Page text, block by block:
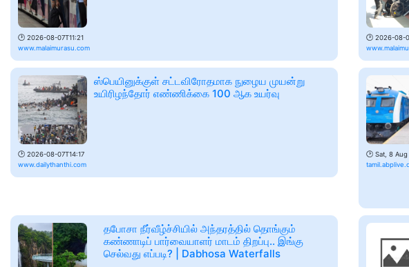
🕑 2026-08-07T11:21
www.malaimurasu.com
🕑 2026-08-
🕑 2026-08-07T14:17
www.dailythanthi.com
ஸ்பெயினுக்குள் சட்டவிரோதமாக நுழைய முயன்று
உயிரிழந்தோர் எண்ணிக்கை 100 ஆக உயர்வு
🕑 Sat, 8
தபோசா நீர்வீழ்ச்சியில் அந்தரத்தில் தொங்கும்
கண்ணாடிப் பார்வையாளர் மாடம் திறப்பு.. இங்கு
செல்வது எப்படி? | Dabhosa Waterfalls